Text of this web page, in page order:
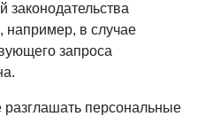
законодательства
например, в случае
запроса
персональные